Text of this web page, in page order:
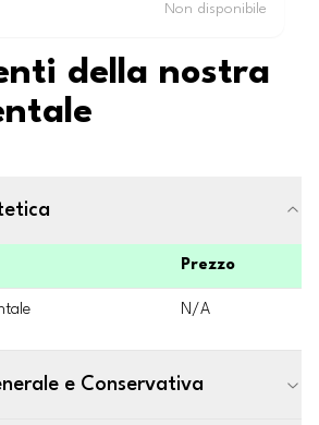
Non disponibile
della nostra
Prezzo
N/A
e Conservativa